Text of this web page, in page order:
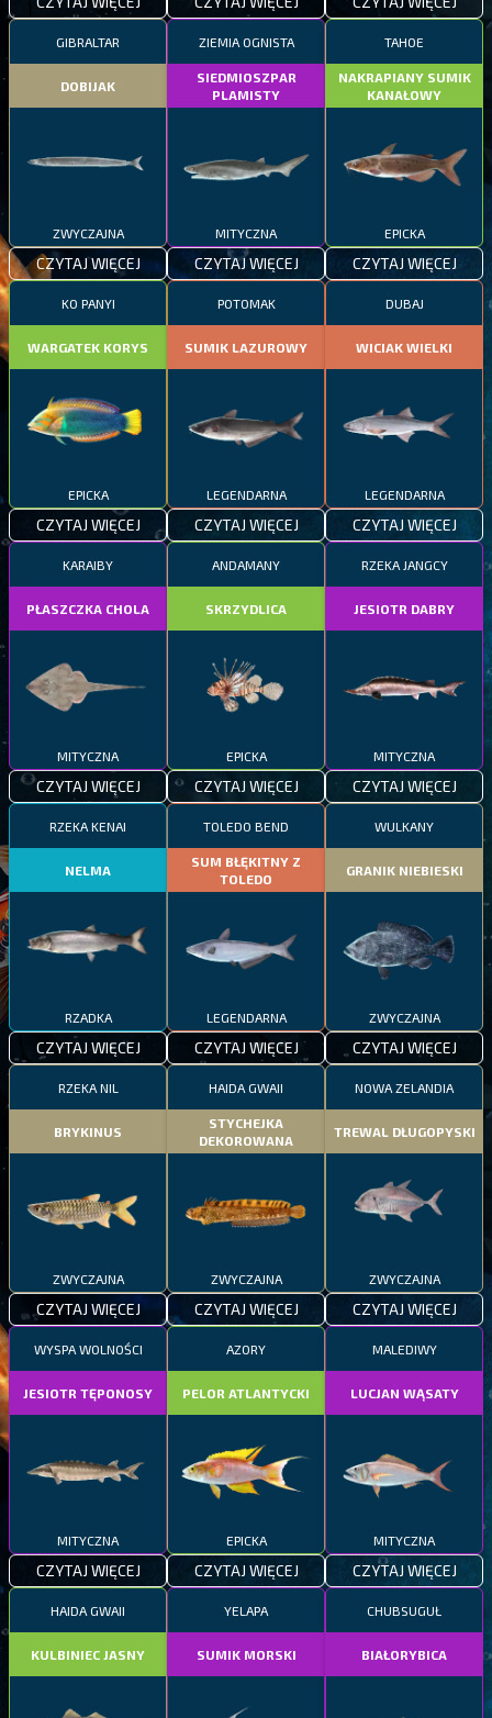
GIBRALTAR
DOBIJAK
ZWYCZAJNA
CZYTAJ WIĘCEJ
ZIEMIA OGNISTA
SIEDMIOSZPAR
PLAMISTY
MITYCZNA
CZYTAJ WIĘCEJ
TAHOE
NAKRAPIANY SUMIK
KANAŁOWY
EPICKA
CZYTAJ WIĘCEJ
KO PANYI
WARGATEK KORYS
EPICKA
CZYTAJ WIĘCEJ
POTOMAK
SUMIK LAZUROWY
LEGENDARNA
CZYTAJ WIĘCEJ
DUBAJ
WICIAK WIELKI
LEGENDARNA
CZYTAJ WIĘCEJ
KARAIBY
PŁASZCZKA CHOLA
MITYCZNA
CZYTAJ WIĘCEJ
ANDAMANY
SKRZYDLICA
EPICKA
CZYTAJ WIĘCEJ
RZEKA JANGCY
JESIOTR DABRY
MITYCZNA
CZYTAJ WIĘCEJ
RZEKA KENAI
NELMA
RZADKA
CZYTAJ WIĘCEJ
TOLEDO BEND
SUM BŁĘKITNY Z
TOLEDO
LEGENDARNA
CZYTAJ WIĘCEJ
WULKANY
GRANIK NIEBIESKI
ZWYCZAJNA
CZYTAJ WIĘCEJ
RZEKA NIL
BRYKINUS
ZWYCZAJNA
CZYTAJ WIĘCEJ
HAIDA GWAII
STYCHEJKA
DEKOROWANA
ZWYCZAJNA
CZYTAJ WIĘCEJ
NOWA ZELANDIA
TREWAL DŁUGOPYSKI
ZWYCZAJNA
CZYTAJ WIĘCEJ
WYSPA WOLNOŚCI
JESIOTR TĘPONOSY
MITYCZNA
CZYTAJ WIĘCEJ
AZORY
PELOR ATLANTYCKI
EPICKA
CZYTAJ WIĘCEJ
MALEDIWY
LUCJAN WĄSATY
MITYCZNA
CZYTAJ WIĘCEJ
HAIDA GWAII
KULBINIEC JASNY
YELAPA
SUMIK MORSKI
CHUBSUGUŁ
BIAŁORYBICA